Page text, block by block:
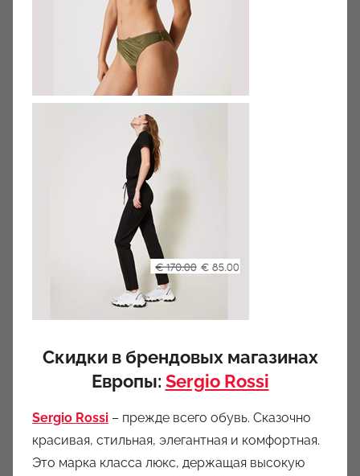
Скидки в брендовых магазинах
Европы: Sergio Rossi
Sergio Rossi – прежде всего обувь. Сказочно
красивая, стильная, элегантная и комфортная.
Это марка класса люкс, держащая высокую